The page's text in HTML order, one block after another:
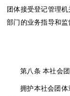
团体接受登记管理
部门的业务指导和监
第八条 本社会
拥护本社会团体